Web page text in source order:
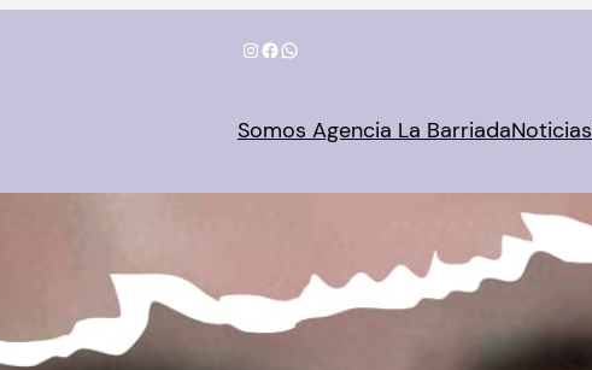
Instagram
Facebook
WhatsApp
Somos Agencia La BarriadaNoticias